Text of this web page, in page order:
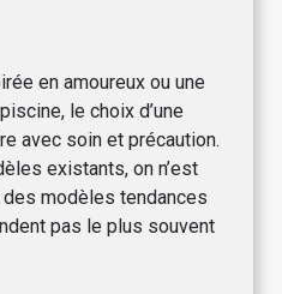
en amoureux ou une
le choix d’une
avec soin et précaution.
existants, on n’est
modèles tendances
pas le plus souvent